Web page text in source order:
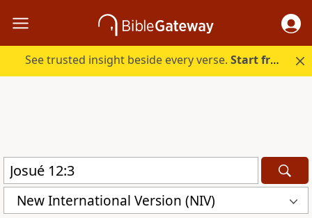
See trusted insight beside every verse.Start free.
New International Version (NIV)